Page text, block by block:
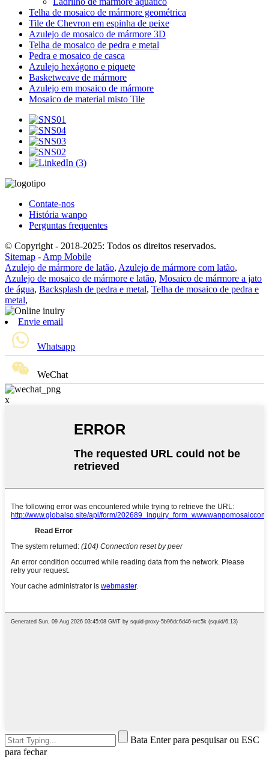
Telha de mosaico de mármore geométrica
Tile de Chevron em espinha de peixe
Azulejo de mosaico de mármore 3D
Telha de mosaico de pedra e metal
Pedra e mosaico de casca
Azulejo hexágono e piquete
Basketweave de mármore
Azulejo em mosaico de mármore
Mosaico de material misto Tile
Contate-nos
História wanpo
Perguntas frequentes
© Copyright - 2018-2025: Todos os direitos reservados.
Sitemap -Amp Mobile
Azulejo de mármore de latão, Azulejo de mármore com latão,
Azulejo de mosaico de mármore e latão, Mosaico de mármore a jato
de água, Backsplash de pedra e metal, Telha de mosaico de pedra e
metal,
Envie email
Whatsapp
WeChat
x
Bata Enter para pesquisar ou ESC
para fechar